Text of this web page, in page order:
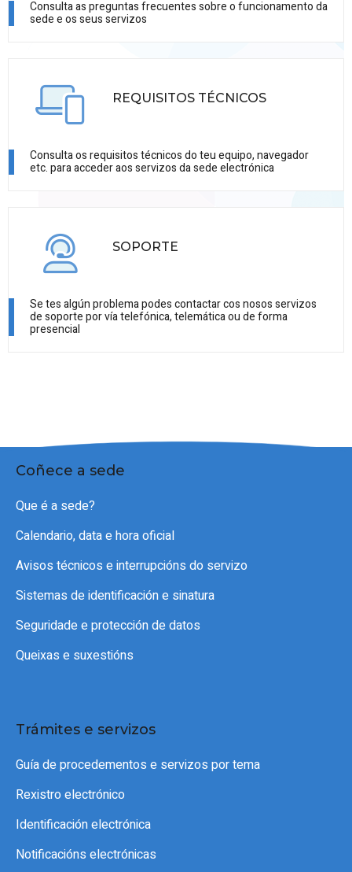
Consulta as preguntas frecuentes sobre o funcionamento da
sede e os seus servizos
REQUISITOS TÉCNICOS
Consulta os requisitos técnicos do teu equipo, navegador
etc. para acceder aos servizos da sede electrónica
SOPORTE
Se tes algún problema podes contactar cos nosos servizos
de soporte por vía telefónica, telemática ou de forma
presencial
Coñece a sede
Que é a sede?
Calendario, data e hora oficial
Avisos técnicos e interrupcións do servizo
Sistemas de identificación e sinatura
Seguridade e protección de datos
Queixas e suxestións
Trámites e servizos
Guía de procedementos e servizos por tema
Rexistro electrónico
Identificación electrónica
Notificacións electrónicas